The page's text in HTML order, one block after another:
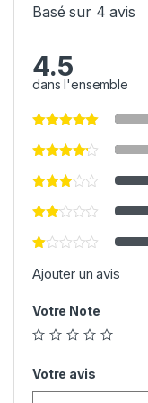
Basé sur 4 avis
4.5
dans l'ensemble
Ajouter un avis
Votre Note
Votre avis